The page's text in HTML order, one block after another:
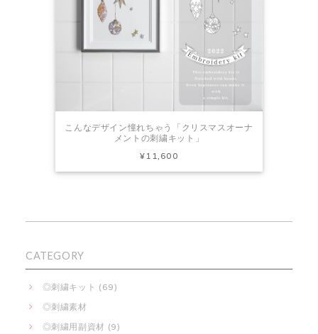
こんなデザイン憧れちゃう「クリスマスオーナ
メントの刺繍キット」
¥11,600
CATEGORY
◎刺繍キット (69)
◎刺繍素材
◎刺繍用副資材 (9)